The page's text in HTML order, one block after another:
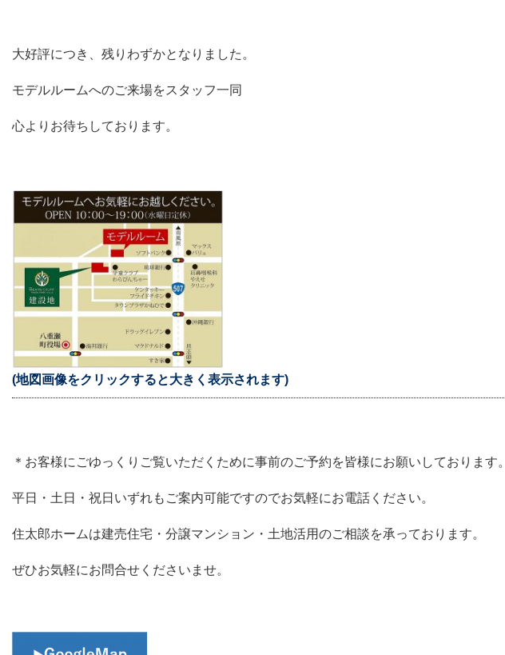
大好評につき、残りわずかとなりました。
モデルルームへのご来場をスタッフ一同
心よりお待ちしております。
(地図画像をクリックすると大きく表示されます)
＊お客様にごゆっくりご覧いただくために事前のご予約を皆様にお願いしております。
平日・土日・祝日いずれもご案内可能ですのでお気軽にお電話ください。
住太郎ホームは建売住宅・分譲マンション・土地活用のご相談を承っております。
ぜひお気軽にお問合せくださいませ。